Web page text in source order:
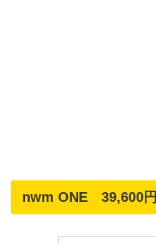
nwm ONE 39,600円